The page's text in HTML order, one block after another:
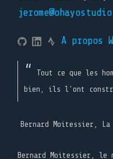
A propos
Tout ce que les
bien, ils l'ont
Bernard Moitessier, La
Bernard Moitessier, le